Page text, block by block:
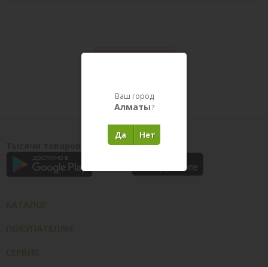
Тысячи товаров у вас на ладони
Ваш город
Алматы?
Нет
Да